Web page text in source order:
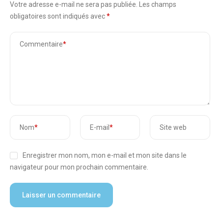
Votre adresse e-mail ne sera pas publiée.
Les champs
obligatoires sont indiqués avec*
Commentaire*
Nom* E-mail * Site web
Enregistrer mon nom, mon e-mail et mon site dans le
navigateur pour mon prochain commentaire.